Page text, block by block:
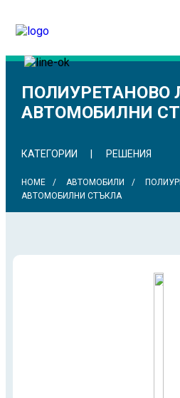
ПОЛИУРЕТАНОВО
АВТОМОБИЛНИ
КАТЕГОРИИ РЕШЕНИЯ
HOME АВТОМОБИЛИ
АВТОМОБИЛНИ СТЪКЛА